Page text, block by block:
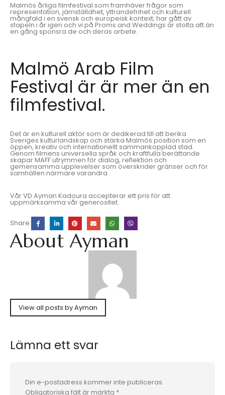
Malmös årliga filmfestival som framhäver frågor som
representation, jämställdhet, yttrandefrihet och kulturell
mångfald i en svensk och europeisk kontext; har gått av
stapeln i år igen och vi på Proms and Weddings är stolta att än
en gång sponsra de och deras arbete.
Malmö Arab Film
Festival är är mer än en
filmfestival.
Det är en kulturell aktör som är dedikerad till att berika
Sveriges kulturlandskap och stärka Malmös position som en
öppen, kreativ och internationellt sammankopplad stad.
Genom filmens universella språk och kraftfulla berättande
skapar MAFF utrymmen för dialog, reflektion och
gemensamma upplevelser som överskrider gränser och för
samhällen närmare varandra.
Vår VD Ayman Kadoura accepterar ett pris för att
uppmärksamma vår generositet.
Share:
About Ayman
View all posts by Ayman
Lämna ett svar
Din e-postadress kommer inte publiceras.
Obligatoriska fält är märkta *